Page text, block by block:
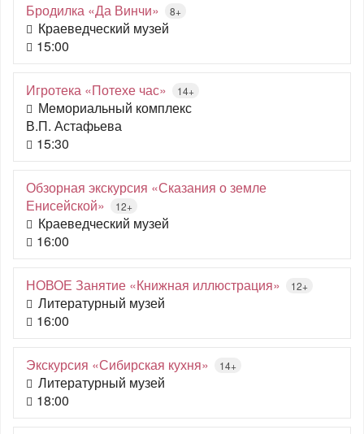
Бродилка «Да Винчи» 8+
Краеведческий музей
15:00
Игротека «Потехе час» 14+
Мемориальный комплекс
В.П. Астафьева
15:30
Обзорная экскурсия «Сказания о земле
Енисейской»
12+
Краеведческий музей
16:00
НОВОЕ Занятие «Книжная иллюстрация» 12+
Литературный музей
16:00
Экскурсия «Сибирская кухня» 14+
Литературный музей
18:00